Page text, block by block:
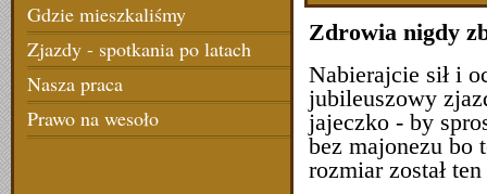
Gdzie mieszkaliśmy
Zjazdy - spotkania po latach
Nasza praca
Prawo na wesoło
Zdrowia nigdy
Nabierajcie sił i
jubileuszowy
jajeczko - by
bez majonezu bo
rozmiar został